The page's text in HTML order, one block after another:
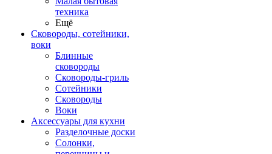
техника
Ещё
Сковороды, сотейники,
воки
Блинные
сковороды
Сковороды-гриль
Сотейники
Сковороды
Воки
Аксессуары для кухни
Разделочные доски
Солонки,